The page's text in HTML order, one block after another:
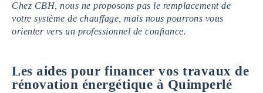
Chez CBH, nous ne proposons pas le remplacement de
votre système de chauffage, mais nous pourrons vous
orienter vers un professionnel de confiance.
Les aides pour financer vos travaux de
rénovation énergétique à Quimperlé